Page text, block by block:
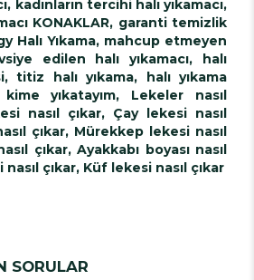
kadınların tercihi halı yıkamacı,
KONAKLAR, garanti temizlik
Halı Yıkama, mahcup etmeyen
edilen halı yıkamacı, halı
titiz halı yıkama, halı yıkama
yıkatayım, Lekeler nasıl
nasıl çıkar, Çay lekesi nasıl
çıkar, Mürekkep lekesi nasıl
çıkar, Ayakkabı boyası nasıl
çıkar, Küf lekesi nasıl çıkar
SORULAR